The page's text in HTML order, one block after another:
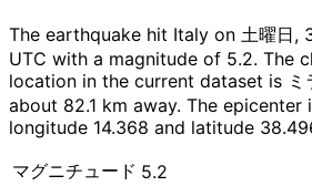
The earthquake hit Italy on 土曜日,
UTC with a magnitude of 5.2. The
location in the current dataset is ミ
about 82.1 km away. The epicenter
longitude 14.368 and latitude
マグニチュード 5.2